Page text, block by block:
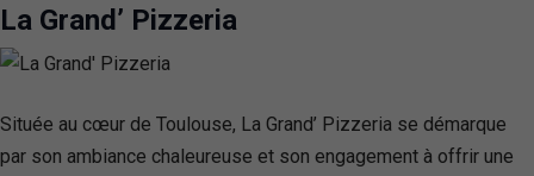
La Grand’ Pizzeria
Située au cœur de Toulouse, La Grand’ Pizzeria se démarque
par son ambiance chaleureuse et son engagement à offrir une